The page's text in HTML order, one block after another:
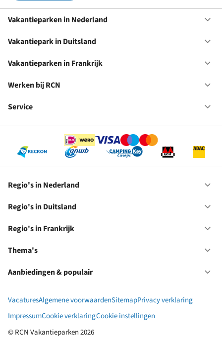
Vakantieparken in Nederland
Vakantiepark in Duitsland
Vakantieparken in Frankrijk
Werken bij RCN
Service
Regio's in Nederland
Regio's in Duitsland
Regio's in Frankrijk
Thema's
Aanbiedingen & populair
© RCN Vakantieparken 2026
VacaturesAlgemene voorwaardenSitemapPrivacy verklaring
ImpressumCookie verklaringCookie instellingen